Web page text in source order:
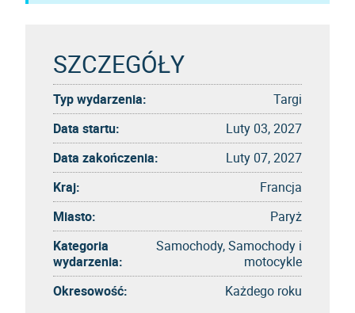
SZCZEGÓŁY
Typ wydarzenia:
Targi
Data startu:
Luty 03, 2027
Data zakończenia:
Luty 07, 2027
Kraj:
Francja
Miasto:
Paryż
Kategoria
wydarzenia:
Samochody, Samochody i
motocykle
Okresowość:
Każdego roku